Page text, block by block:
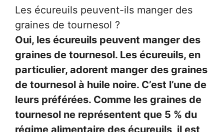
Les écureuils peuvent-ils manger des
graines de tournesol ?
Oui, les écureuils peuvent manger des
graines de tournesol. Les écureuils, en
particulier, adorent manger des graines
de tournesol à huile noire. C’est l’une de
leurs préférées. Comme les graines de
tournesol ne représentent que 5 % du